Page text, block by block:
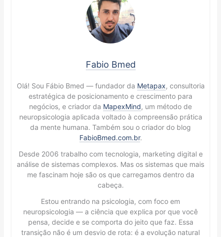
Fabio Bmed
Olá! Sou Fábio Bmed — fundador da Metapax, consultoria
estratégica de posicionamento e crescimento para
negócios, e criador da MapexMind, um método de
neuropsicologia aplicada voltado à compreensão prática
da mente humana. Também sou o criador do blog
FabioBmed.com.br.
Desde 2006 trabalho com tecnologia, marketing digital e
análise de sistemas complexos. Mas os sistemas que mais
me fascinam hoje são os que carregamos dentro da
cabeça.
Estou entrando na psicologia, com foco em
neuropsicologia — a ciência que explica por que você
pensa, decide e se comporta do jeito que faz. Essa
transição não é um desvio de rota: é a evolução natural